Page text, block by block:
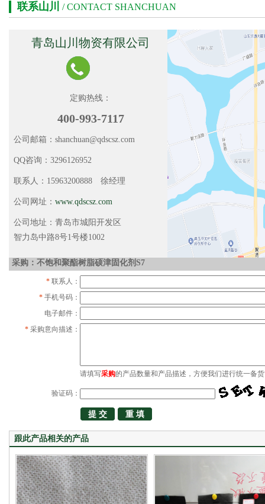
联系山川 / CONTACT SHANCHUAN
青岛山川物资有限公司
定购热线：
400-993-7117
公司邮箱：shanchuan@qdscsz.com
QQ咨询：3296126952
联系人：15963200888 徐经理
公司网址： www.qdscsz.com
公司地址：青岛市城阳开发区
智力岛中路8号1号楼1002
采购：不饱和聚酯树脂硕津固化剂S7
* 联系人：
* 手机号码：
电子邮件：
* 采购意向描述：
请填写采购的产品数量和产品描述，方便我们进行统一备
验证码：
跟此产品相关的产品